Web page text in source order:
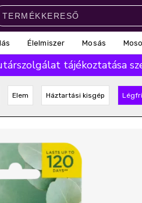
Élelmiszer Mosás
tájékoztatása
Elem Háztartási kisgép